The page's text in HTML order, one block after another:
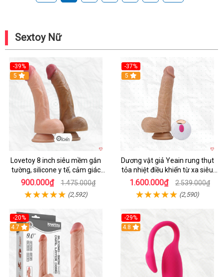
Sextoy Nữ
-39%
Hot
5
Lovetoy 8 inch siêu mềm gắn
tường, silicone y tế, cảm giác
thật
900.000₫ 1.475.000₫
(2,592)
-37%
5
Dương vật giả Yeain rung thụt
tỏa nhiệt điều khiển từ xa siêu
HOT
1.600.000₫ 2.539.000₫
(2,590)
-20%
Hot
4.7
-29%
Hot
4.8